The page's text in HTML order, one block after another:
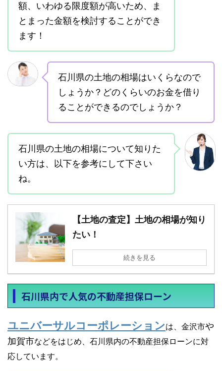
額、いわゆる限度額が高いため、ま
とまった金額を検討することができ
ます！
石川県の土地の相場はいくらなので
しょうか？どのくらいのお金を借り
ることができるのでしょうか？
石川県の土地の相場について知りた
い方は、以下を参考にして下さい
ね。
【土地の査定】土地の相場が知り
たい！
続きを見る
石川県内で人気の不動産担保ローン
ユニバーサルコーポレーションは、金沢市や
加賀市などをはじめ、石川県内の不動産担保ローンに対
応しています。